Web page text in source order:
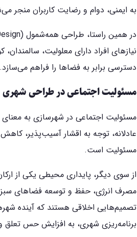
به ایمنی، دوام و رضایت کاربران منجر
نیازهای افراد دارای معلولیت،
دسترسی برابر به فضاها را فراهم می‌سازد.
مسئولیت اجتماعی در طراحی شهری
مسئولیت اجتماعی در شهرسازی به
عادلانه، توجه به اقشار آسیب‌پذیر،
مسئولیت است.
از سوی دیگر، پایداری محیطی یکی از
مصرف انرژی، حفظ و توسعه فضاهای
تصمیم‌هایی اخلاقی هستند که آینده
برنامه‌ریزی شهری، به افزایش حس تعلق